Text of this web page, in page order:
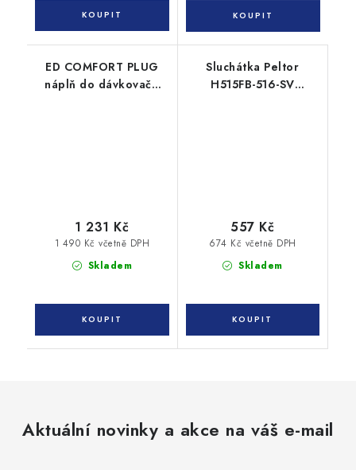
ED COMFORT PLUG
náplň do dávkovače
Skladem
1 490 Kč včetně DPH
1 231 Kč
Sluchátka Peltor
H515FB-516-SV
Skladem
674 Kč včetně DPH
557 Kč
Aktuální novinky a akce na váš e-mail